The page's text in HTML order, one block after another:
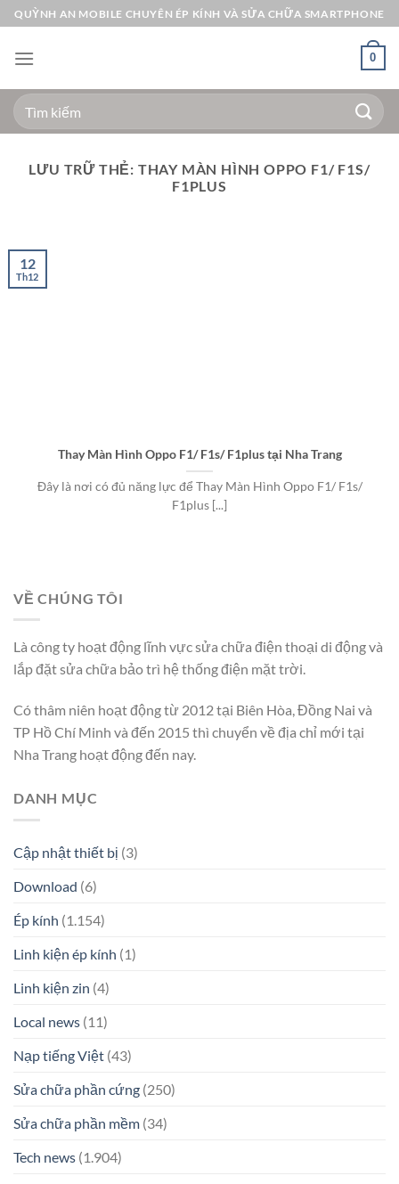
Bỏ
qua
nội
QUỲNH AN MOBILE CHUYÊN ÉP KÍNH VÀ SỬA CHỮA SMARTPHONE
0
Tìm
kiếm:
LƯU TRỮ THẺ: THAY MÀN HÌNH OPPO F1/ F1S/
F1PLUS
Thay Màn Hình Oppo F1/ F1s/ F1plus tại Nha Trang
Đây là nơi có đủ năng lực để Thay Màn Hình Oppo F1/ F1s/
F1plus [...]
12
Th12
VỀ CHÚNG TÔI
Là công ty hoạt động lĩnh vực sửa chữa điện thoại di động và
lắp đặt sửa chữa bảo trì hệ thống điện mặt trời.
Có thâm niên hoạt động từ 2012 tại Biên Hòa, Đồng Nai và
TP Hồ Chí Minh và đến 2015 thì chuyển về địa chỉ mới tại
Nha Trang hoạt động đến nay.
DANH MỤC
Cập nhật thiết bị (3)
Download (6)
Ép kính (1.154)
Linh kiện ép kính (1)
Linh kiện zin (4)
Local news (11)
Nạp tiếng Việt (43)
Sửa chữa phần cứng (250)
Sửa chữa phần mềm (34)
Tech news (1.904)